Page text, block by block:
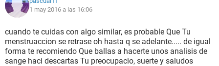
1 may 2016 a las 16:06
cuando te cuidas con algo similar, es probable Que Tu
menstruaccion se retrase oh hasta q se adelante..... de igual
forma te recomiendo Que ballas a hacerte unos analisis de
sange haci descartas Tu preocupacio, suerte y saludos